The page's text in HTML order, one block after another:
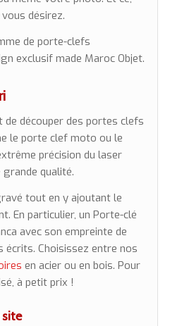
désirez.
de porte-clefs
exclusif made Maroc Objet.
de découper des portes clefs
le porte clef moto ou le
précision du laser
qualité.
tout en y ajoutant le
En particulier, un Porte-clé
avec son empreinte de
écrits. Choisissez entre nos
en acier ou en bois. Pour
à petit prix !